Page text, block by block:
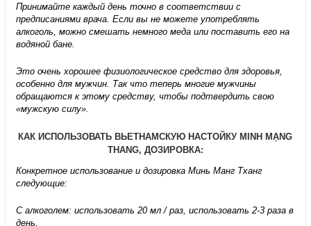
Принимайте каждый день точно в соответствии с
предписаниями врача. Если вы не можете употреблять
алкоголь, можно смешать немного меда или поставить его на
водяной бане.
Это очень хорошее физиологическое средство для здоровья,
особенно для мужчин. Так что теперь многие мужчины
обращаются к этому средству, чтобы подтвердить свою
«мужскую силу».
КАК ИСПОЛЬЗОВАТЬ ВЬЕТНАМСКУЮ НАСТОЙКУ MINH MẠNG
THANG, ДОЗИРОВКА:
Конкретное использование и дозировка Минь Манг Тханг
следующие:
С алкоголем: использовать 20 мл / раз, использовать 2-3 раза в
день.